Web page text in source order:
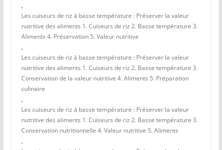
,
Les cuiseurs de riz à basse température : Préserver la valeur
nutritive des aliments 1. Cuiseurs de riz 2. Basse température 3.
Aliments 4. Préservation 5. Valeur nutritive
,
Les cuiseurs de riz à basse température : Préserver la valeur
nutritive des aliments 1. Cuiseurs de riz 2. Basse température 3.
Conservation de la valeur nutritive 4. Aliments 5. Préparation
culinaire
,
Les cuiseurs de riz à basse température : Préserver la valeur
nutritive des aliments 1. Cuiseurs de riz 2. Basse température 3.
Conservation nutritionnelle 4. Valeur nutritive 5. Aliments
,